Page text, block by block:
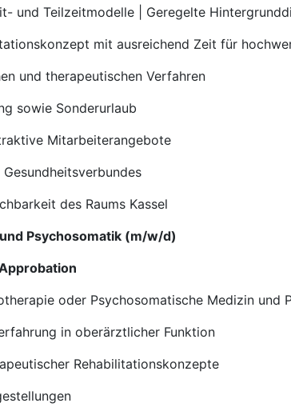
und Teilzeitmodelle | Geregelte
mit ausreichend Zeit für
und therapeutischen Verfahren
sowie Sonderurlaub
Mitarbeiterangebote
des Raums Kassel
Psychosomatik (m/w/d)
oder Psychosomatische Medizin und
in oberärztlicher Funktion
Rehabilitationskonzepte